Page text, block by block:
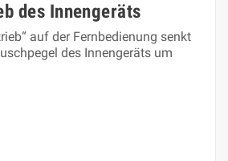
des Innengeräts
auf der Fernbedienung senkt
des Innengeräts um